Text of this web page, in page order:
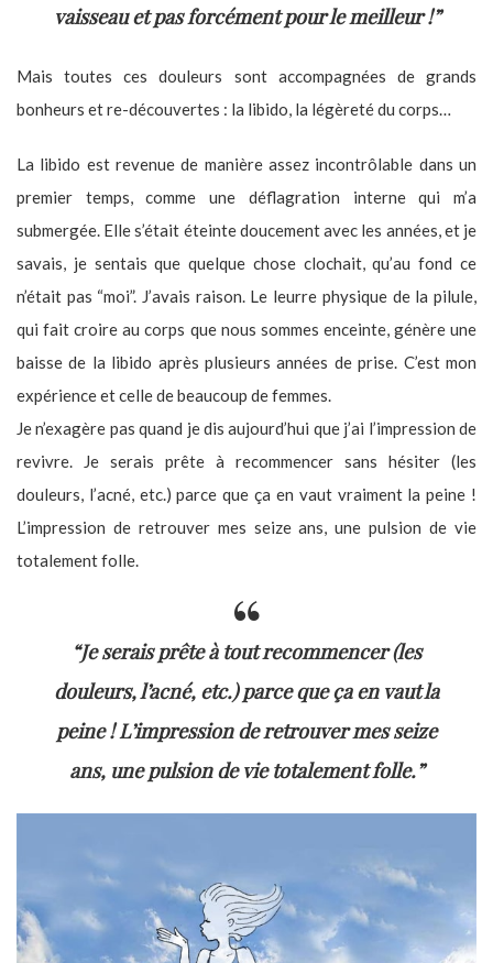
vaisseau et pas forcément pour le meilleur !”
Mais toutes ces douleurs sont accompagnées de grands
bonheurs et re-découvertes : la libido, la légèreté du corps…
La libido est revenue de manière assez incontrôlable dans un
premier temps, comme une déflagration interne qui m’a
submergée. Elle s’était éteinte doucement avec les années, et je
savais, je sentais que quelque chose clochait, qu’au fond ce
n’était pas “moi”. J’avais raison. Le leurre physique de la pilule,
qui fait croire au corps que nous sommes enceinte, génère une
baisse de la libido après plusieurs années de prise. C’est mon
expérience et celle de beaucoup de femmes.
Je n’exagère pas quand je dis aujourd’hui que j’ai l’impression de
revivre. Je serais prête à recommencer sans hésiter (les
douleurs, l’acné, etc.) parce que ça en vaut vraiment la peine !
L’impression de retrouver mes seize ans, une pulsion de vie
totalement folle.
“Je serais prête à tout recommencer (les
douleurs, l’acné, etc.) parce que ça en vaut la
peine ! L’impression de retrouver mes seize
ans, une pulsion de vie totalement folle.”